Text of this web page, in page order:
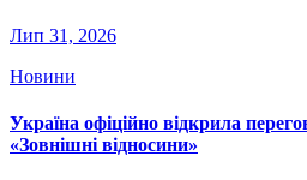
Лип 31, 2026
Новини
Україна офіційно відкрила
«Зовнішні відносини»